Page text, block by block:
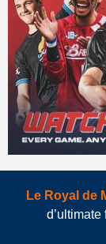
Le Royal de